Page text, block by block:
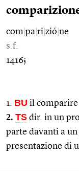
com pa ri zió ne
s.f.
1416;
1. BU il
2. TS dir. in un
parte davanti a
presentazione di